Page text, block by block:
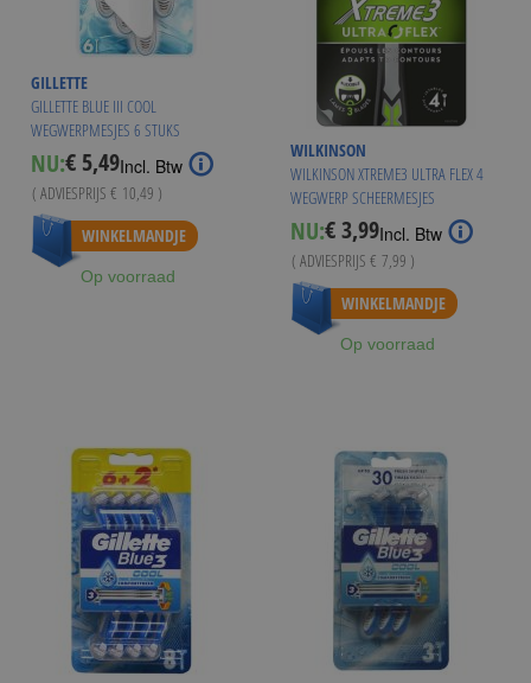
GILLETTE
GILLETTE BLUE III COOL
WEGWERPMESJES 6 STUKS
NU:Special
Price
€ 5,49Incl. Btw
( ADVIESPRIJS € 10,49 )
WINKELMANDJE
Op voorraad
WILKINSON
WILKINSON XTREME3 ULTRA FLEX 4
WEGWERP SCHEERMESJES
NU:Special
Price
€ 3,99Incl. Btw
( ADVIESPRIJS € 7,99 )
Vanaf € 3,50
WINKELMANDJE
Op voorraad